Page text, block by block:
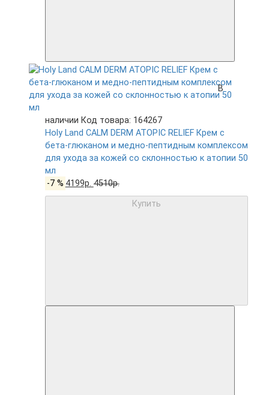
В
наличии Код товара: 164267
Holy Land CALM DERM ATOPIC RELIEF Крем с
бета-глюканом и медно-пептидным комплексом
для ухода за кожей со склонностью к атопии 50
мл
-7 % 4199р.4510р.
Купить